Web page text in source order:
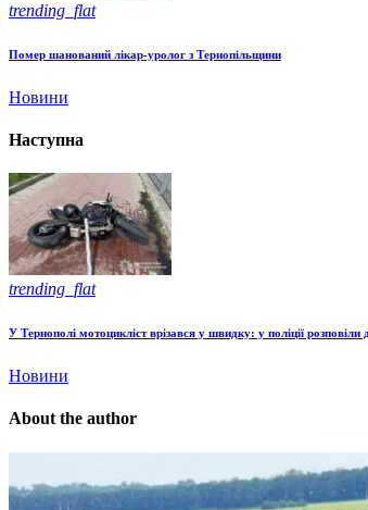
trending_flat
Помер шанований лікар-уролог з Тернопільщини
Новини
Наступна
trending_flat
У Тернополі мотоцикліст врізався у швидку: у поліції розповіли
Новини
About the author